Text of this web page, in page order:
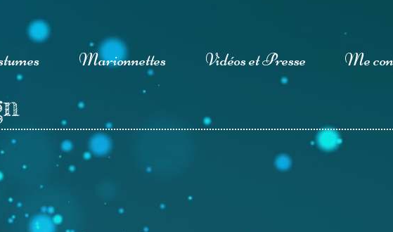
Marionnettes Vidéos et Presse Me